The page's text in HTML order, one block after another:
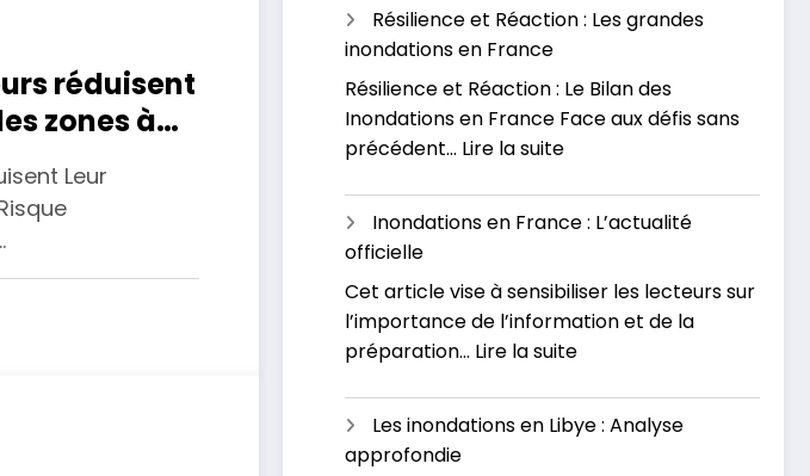
réduisent
zones à
Leur
Avenir
plus
Sûr
:
Stratégies
pour
Inondations
Résilience et Réaction : Les grandes
inondations en France
Résilience et Réaction : Le Bilan des
Inondations en France Face aux défis sans
précédent… Lire la suite:
Réaction
Les
grandes
inondations
France
Inondations en France : L’actualité
officielle
Cet article vise à sensibiliser les lecteurs sur
l’importance de l’information et de la
préparation… Lire la suite:
France
Les inondations en Libye : Analyse
approfondie